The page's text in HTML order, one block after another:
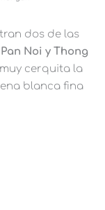
dos de las
Noi y Thong
cerquita la
blanca fina